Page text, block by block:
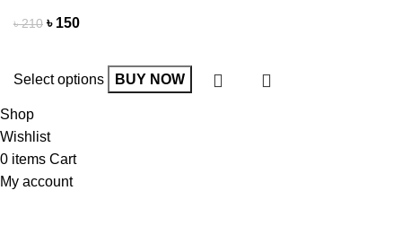
৳210 ৳ 150
Select options BUY NOW
Shop
Wishlist
0 items Cart
My account